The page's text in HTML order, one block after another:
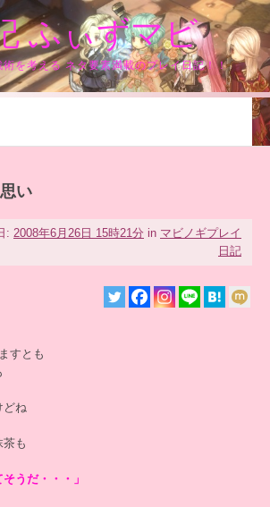
ふぃずマビ
を考える ネタ要素満載のプレイ日記！！
い
: 2008年6月26日 15時21分 in マビノギプレイ
日記
すとも
どね
も
うだ・・・」